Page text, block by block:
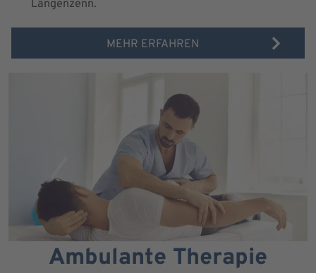
Langenzenn.
MEHR ERFAHREN
Ambulante Therapie